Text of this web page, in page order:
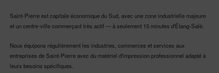
Saint-Pierre est capitale économique du Sud, avec une zone industrielle majeure
et un centre-ville commerçant très actif — à seulement 15 minutes d'Étang-Salé.
Nous équipons régulièrement les industries, commerces et services aux
entreprises de Saint-Pierre avec du matériel d'impression professionnel adapté à
leurs besoins spécifiques.